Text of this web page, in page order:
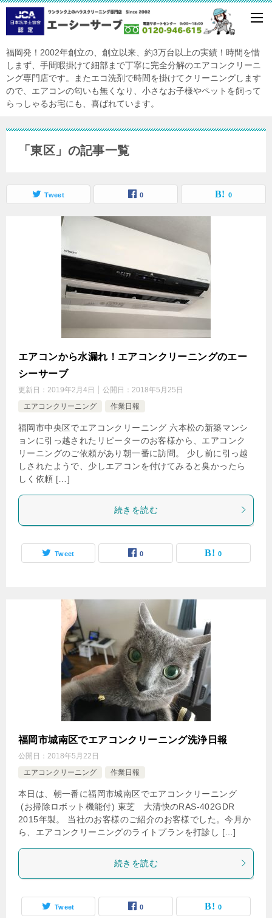
福岡発！2002年創立の、創立以来、約3万台以上の実績！時間を惜
しまず、手間暇掛けて細部まで丁寧に完全分解のエアコンクリーニ
ング専門店です。またエコ洗剤で時間を掛けてクリーニングします
ので、エアコンの匂いも無くなり、小さなお子様やペットを飼って
らっしゃるお宅にも、喜ばれています。
「東区」の記事一覧
Tweet 0 0
エアコンから水漏れ！エアコンクリーニングのエー
シーサーブ
更新日： 2019年2月4日 公開日： 2018年5月25日
エアコンクリーニング
作業日報
福岡市中央区でエアコンクリーニング 六本松の新築マンシ
ョンに引っ越されたリピーターのお客様から、エアコンク
リーニングのご依頼があり朝一番に訪問。 少し前に引っ越
しされたようで、少しエアコンを付けてみると臭かったら
しく依頼 […]
続きを読む
Tweet 0 0
福岡市城南区でエアコンクリーニング洗浄日報
公開日： 2018年5月22日
エアコンクリーニング
作業日報
本日は、朝一番に福岡市城南区でエアコンクリーニング
(お掃除ロボット機能付) 東芝 大清快のRAS-402GDR
2015年製。 当社のお客様のご紹介のお客様でした。今月か
ら、エアコンクリーニングのライトプランを打診し […]
続きを読む
Tweet 0 0